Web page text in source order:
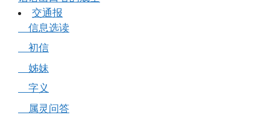
交通报
信息选读
初信
姊妹
字义
属灵问答